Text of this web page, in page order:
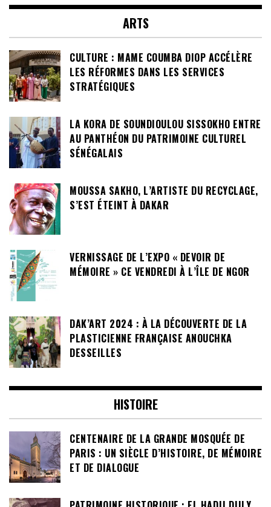
ARTS
CULTURE : MAME COUMBA DIOP ACCÉLÈRE
LES RÉFORMES DANS LES SERVICES
STRATÉGIQUES
LA KORA DE SOUNDIOULOU SISSOKHO ENTRE
AU PANTHÉON DU PATRIMOINE CULTUREL
SÉNÉGALAIS
MOUSSA SAKHO, L’ARTISTE DU RECYCLAGE,
S’EST ÉTEINT À DAKAR
VERNISSAGE DE L’EXPO « DEVOIR DE
MÉMOIRE » CE VENDREDI À L’ÎLE DE NGOR
DAK’ART 2024 : À LA DÉCOUVERTE DE LA
PLASTICIENNE FRANÇAISE ANOUCHKA
DESSEILLES
HISTOIRE
CENTENAIRE DE LA GRANDE MOSQUÉE DE
PARIS : UN SIÈCLE D’HISTOIRE, DE MÉMOIRE
ET DE DIALOGUE